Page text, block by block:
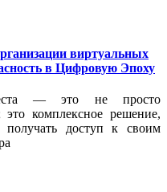
виртуальных
в Цифровую Эпоху
— это не просто
это комплексное решение,
получать доступ к своим